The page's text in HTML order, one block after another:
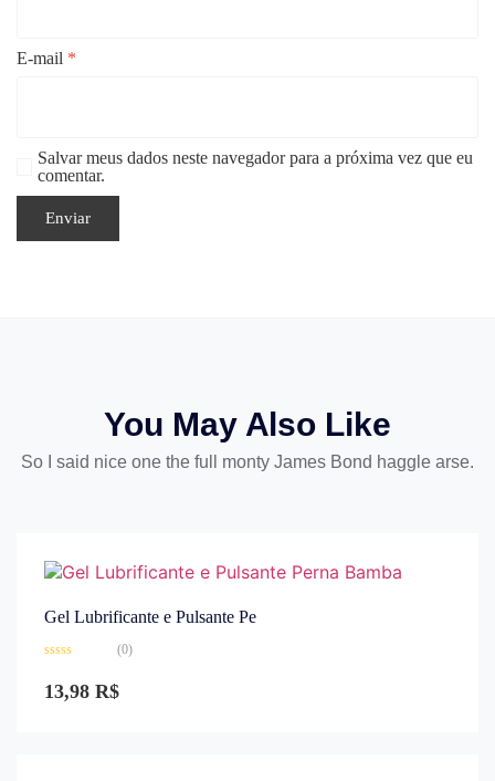
E-mail *
Salvar meus dados neste navegador para a próxima vez que eu
comentar.
You May Also Like
So I said nice one the full monty James Bond haggle arse.
Gel Lubrificante e Pulsante Pe
0
de
(0)
13,98 R$